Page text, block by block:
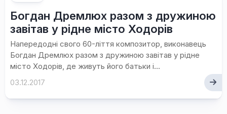
Богдан Дремлюх разом з дружиною
завітав у рідне місто Ходорів
Напередодні свого 60-ліття композитор, виконавець
Богдан Дремлюх разом з дружиною завітав у рідне
місто Ходорів, де живуть його батьки і...
03.12.2017